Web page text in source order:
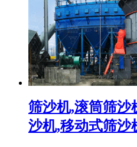
筛沙机,滚筒筛沙
沙机,移动式筛沙